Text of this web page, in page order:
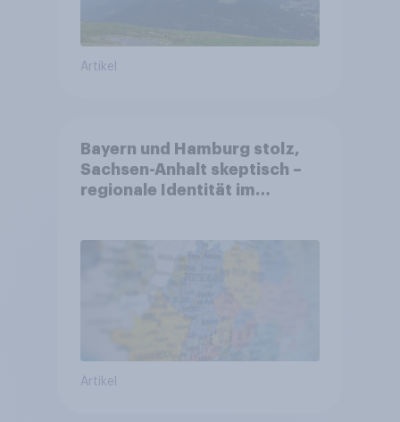
Artikel
Bayern und Hamburg stolz,
Sachsen-Anhalt skeptisch –
regionale Identität im
Artikel